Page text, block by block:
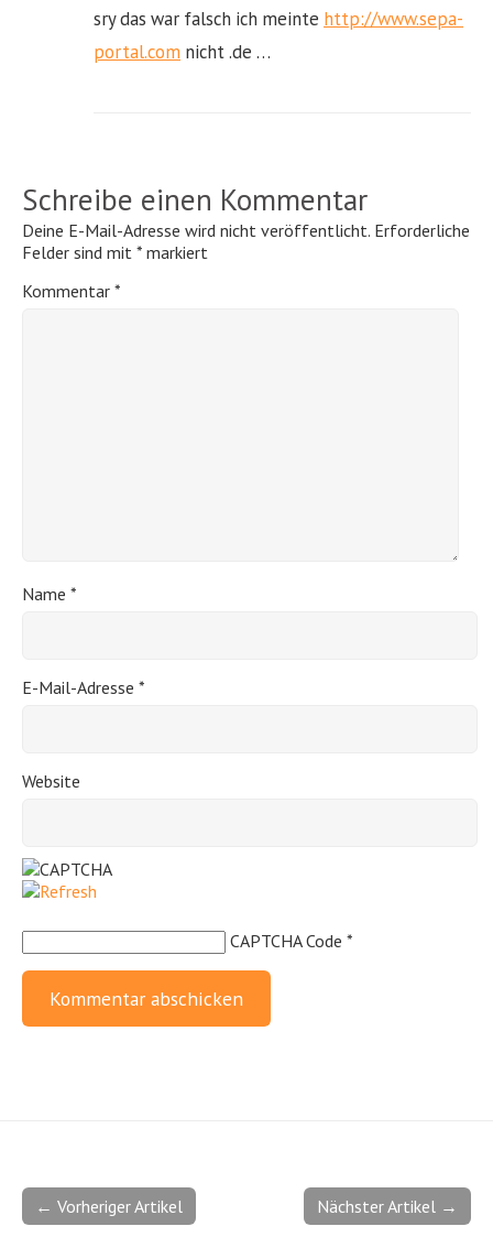
sry das war falsch ich meinte http://www.sepa-
portal.com nicht .de …
Schreibe einen Kommentar
Deine E-Mail-Adresse wird nicht veröffentlicht. Erforderliche
Felder sind mit * markiert
Kommentar *
Name *
E-Mail-Adresse *
Website
CAPTCHA Code *
Nächster Artikel →
← Vorheriger Artikel